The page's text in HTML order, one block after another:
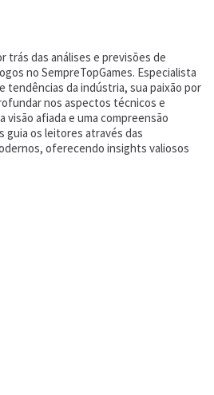
trás das análises e previsões de
no SempreTopGames. Especialista
tendências da indústria, sua paixão por
nos aspectos técnicos e
visão afiada e uma compreensão
guia os leitores através das
oferecendo insights valiosos